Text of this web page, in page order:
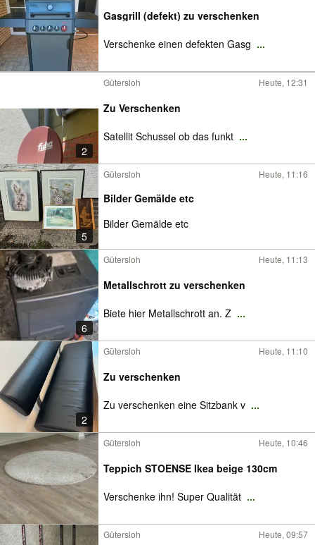
Gasgrill (defekt) zu verschenken
Verschenke einen defekten Gasg ...
2
Gütersloh Heute, 12:31
Zu Verschenken
Satellit Schussel ob das funkt ...
5
Gütersloh Heute, 11:16
Bilder Gemälde etc
Bilder Gemälde etc
6
Gütersloh Heute, 11:13
Metallschrott zu verschenken
Biete hier Metallschrott an. Z ...
2
Gütersloh Heute, 11:10
Zu verschenken
Zu verschenken eine Sitzbank v ...
Gütersloh Heute, 10:46
Teppich STOENSE Ikea beige 130cm
Verschenke ihn! Super Qualität ...
Gütersloh Heute, 09:57